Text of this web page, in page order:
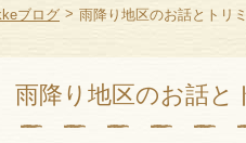
ブログ > 雨降り地区のお話とトリ
雨降り地区のお話と